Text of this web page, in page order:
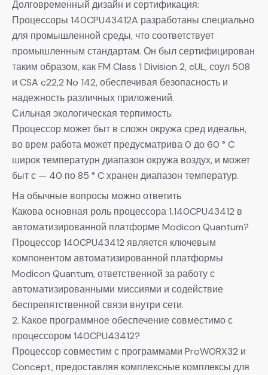
Долговременный дизайн и сертификация:
Процессоры 140CPU43412A разработаны специально
для промышленной среды, что соответствует
промышленным стандартам. Он был сертифицирован
таким образом, как FM Class 1 Division 2, cUL, соул 508
и CSA c22,2 No 142, обеспечивая безопасность и
надежность различных приложений.
Сильная экологическая терпимость:
Процессор может быт в сложн окружа сред идеальн,
во врем работа может предусматрива 0 до 60 ° C
широк температурн диапазон окружа воздух, и может
быт с — 40 по 85 ° C хранен диапазон температур.
На обычные вопросы можно ответить
Какова основная роль процессора 1.140CPU43412 в
автоматизированной платформе Modicon Quantum?
Процессор 140CPU43412 является ключевым
компонентом автоматизированной платформы
Modicon Quantum, ответственной за работу с
автоматизированными миссиями и содействие
беспрепятственной связи внутри сети.
2. Какое программное обеспечение совместимо с
процессором 140CPU43412?
Процессор совместим с программами ProWORX32 и
Concept, предоставляя комплексные комплексы для